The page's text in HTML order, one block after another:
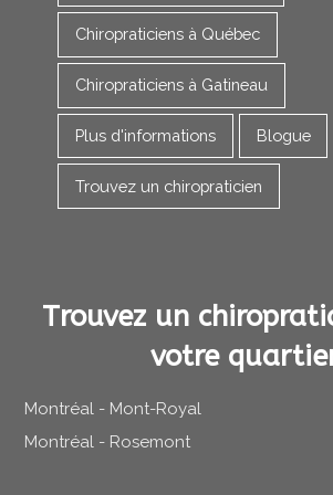
Chiropraticiens à Québec
Chiropraticiens à Gatineau
Plus d'informations Blogue
Trouvez un chiropraticien
Trouvez un
votre
Montréal - Mont-Royal
Montréal - Rosemont